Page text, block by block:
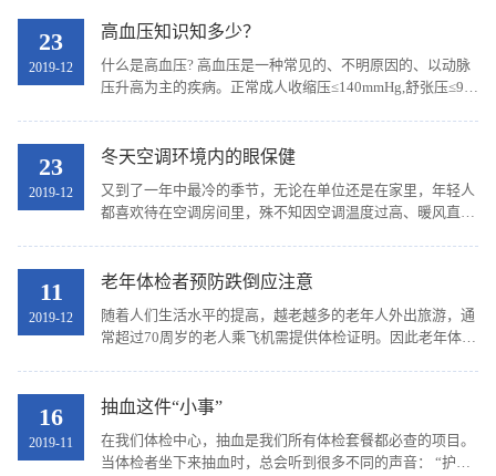
23
2019-12
高血压知识知多少？
什么是高血压? 高血压是一种常见的、不明原因的、以动脉
压升高为主的疾病。正常成人收缩压≤140mmHg,舒张压≤90
23
2019-12
冬天空调环境内的眼保健
又到了一年中最冷的季节，无论在单位还是在家里，年轻人
都喜欢待在空调房间里，殊不知因空调温度过高、暖风直吹
11
2019-12
老年体检者预防跌倒应注意
随着人们生活水平的提高，越老越多的老年人外出旅游，通
常超过70周岁的老人乘飞机需提供体检证明。因此老年体检
16
2019-11
抽血这件“小事”
在我们体检中心，抽血是我们所有体检套餐都必查的项目。
当体检者坐下来抽血时，总会听到很多不同的声音： “护